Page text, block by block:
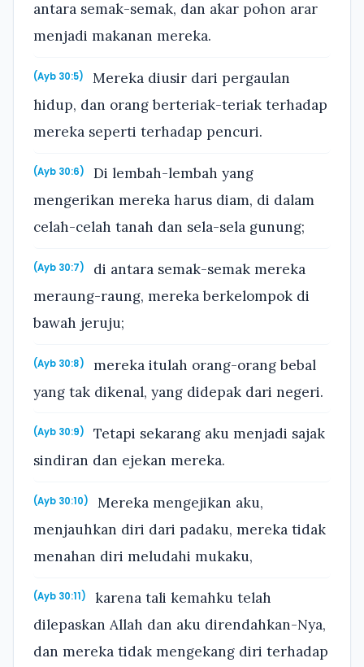
antara semak-semak, dan akar pohon arar
menjadi makanan mereka.
(Ayb 30:5)
Mereka diusir dari pergaulan
hidup, dan orang berteriak-teriak terhadap
mereka seperti terhadap pencuri.
(Ayb 30:6)
Di lembah-lembah yang
mengerikan mereka harus diam, di dalam
celah-celah tanah dan sela-sela gunung;
(Ayb 30:7)
di antara semak-semak mereka
meraung-raung, mereka berkelompok di
bawah jeruju;
(Ayb 30:8)
mereka itulah orang-orang bebal
yang tak dikenal, yang didepak dari negeri.
(Ayb 30:9)
Tetapi sekarang aku menjadi sajak
sindiran dan ejekan mereka.
(Ayb 30:10)
Mereka mengejikan aku,
menjauhkan diri dari padaku, mereka tidak
menahan diri meludahi mukaku,
(Ayb 30:11)
karena tali kemahku telah
dilepaskan Allah dan aku direndahkan-Nya,
dan mereka tidak mengekang diri terhadap